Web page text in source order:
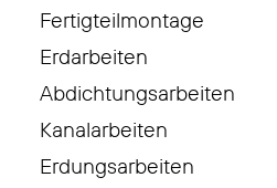
Fertigteilmontage
Erdarbeiten
Abdichtungsarbeiten
Kanalarbeiten
Erdungsarbeiten